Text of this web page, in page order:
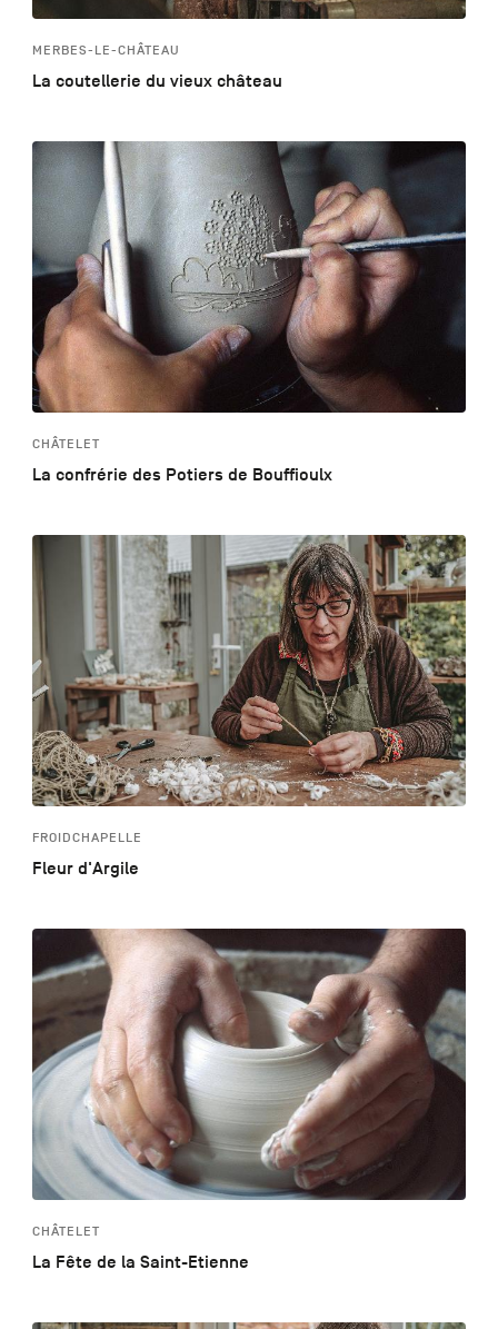
MERBES-LE-CHÂTEAU
La coutellerie du vieux château
CHÂTELET
La confrérie des Potiers de Bouffioulx
FROIDCHAPELLE
Fleur d'Argile
CHÂTELET
La Fête de la Saint-Etienne